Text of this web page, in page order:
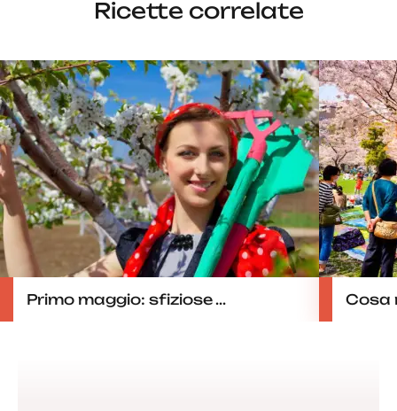
Ricette correlate
Primo maggio: sfiziose ... Cosa